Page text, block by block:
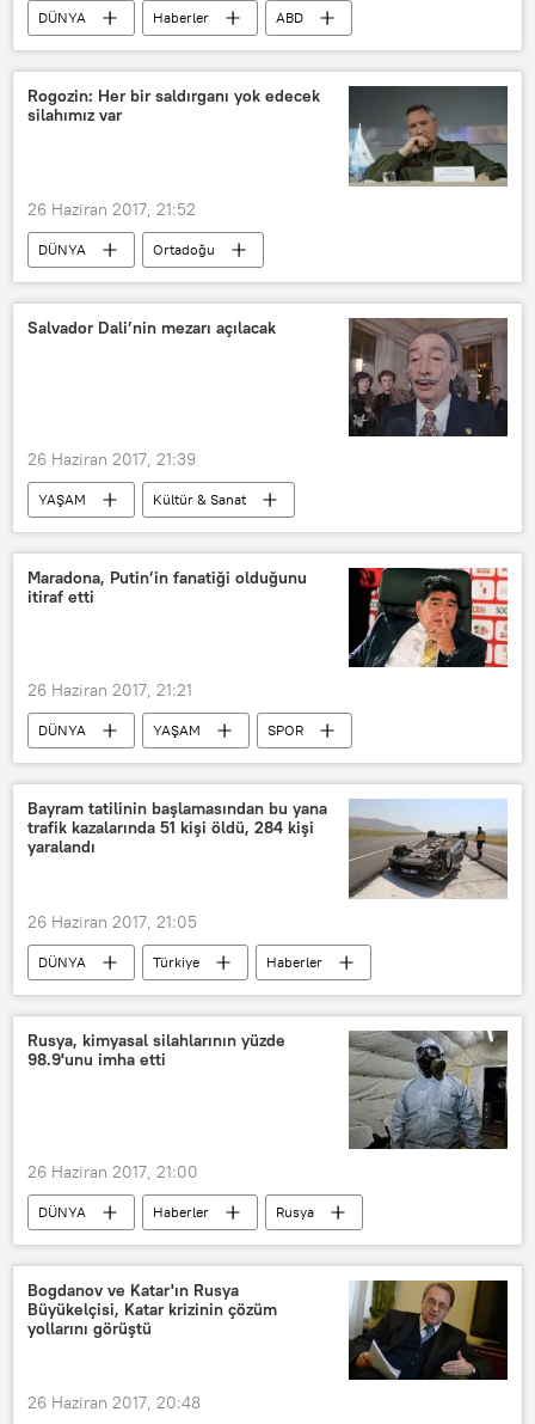
DÜNYA Haberler
ABD
Rusya
Donald Trump
Sean Spicer
Barack Obama
Rogozin: Her bir saldırganı yok edecek
silahımız var
26 Haziran 2017, 21:52
DÜNYA
Ortadoğu
Röportajlar
Türkiye
GÖRÜŞ
Haberler
ABD
Salvador Dali’nin mezarı açılacak
26 Haziran 2017, 21:39
YAŞAM
Kültür & Sanat
Haberler
İspanya
Salvador Dali
Maradona, Putin’in fanatiği olduğunu
itiraf etti
26 Haziran 2017, 21:21
DÜNYA YAŞAM
SPOR
Haberler
Diego Maradona
Vladimir Putin
2018 Dünya Kupası
Rusya
Bayram tatilinin başlamasından bu yana
trafik kazalarında 51 kişi öldü, 284 kişi
yaralandı
26 Haziran 2017, 21:05
DÜNYA Türkiye
Haberler
Ramazan Bayramı
Rusya, kimyasal silahlarının yüzde
98.9'unu imha etti
26 Haziran 2017, 21:00
DÜNYA Haberler
Rusya
Kimyasal silah
İmha
Bogdanov ve Katar'ın Rusya
Büyükelçisi, Katar krizinin çözüm
yollarını görüştü
26 Haziran 2017, 20:48